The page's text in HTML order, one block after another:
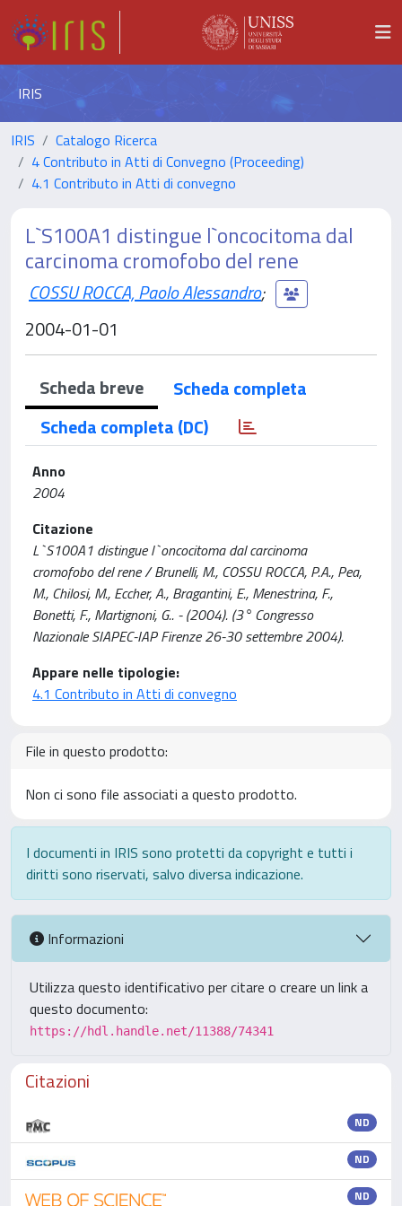
IRIS
IRIS
Catalogo Ricerca
4 Contributo in Atti di Convegno (Proceeding)
4.1 Contributo in Atti di convegno
L`S100A1 distingue l`oncocitoma dal
carcinoma cromofobo del rene
COSSU ROCCA, Paolo Alessandro;
2004-01-01
Scheda breve
Scheda completa
Scheda completa (DC)
Anno
2004
Citazione
L`S100A1 distingue l`oncocitoma dal carcinoma
cromofobo del rene / Brunelli, M., COSSU ROCCA, P.A., Pea,
M., Chilosi, M., Eccher, A., Bragantini, E., Menestrina, F.,
Bonetti, F., Martignoni, G.. - (2004). (3° Congresso
Nazionale SIAPEC-IAP Firenze 26-30 settembre 2004).
Appare nelle tipologie:
4.1 Contributo in Atti di convegno
File in questo prodotto:
Non ci sono file associati a questo prodotto.
I documenti in IRIS sono protetti da copyright e tutti i
diritti sono riservati, salvo diversa indicazione.
Informazioni
Utilizza questo identificativo per citare o creare un link a
questo documento:
https://hdl.handle.net/11388/74341
Citazioni
ND
ND
ND